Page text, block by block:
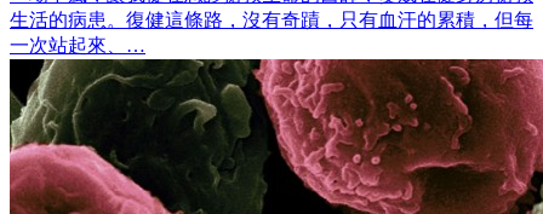
生活的病患。復健這條路，沒有奇蹟，只有血汗的累積，但每
一次站起來、…